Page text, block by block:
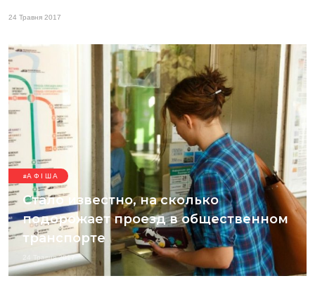
24 Травня 2017
АФІША
Стало известно, на сколько
подорожает проезд в общественном
транспорте
24 Травня 2017